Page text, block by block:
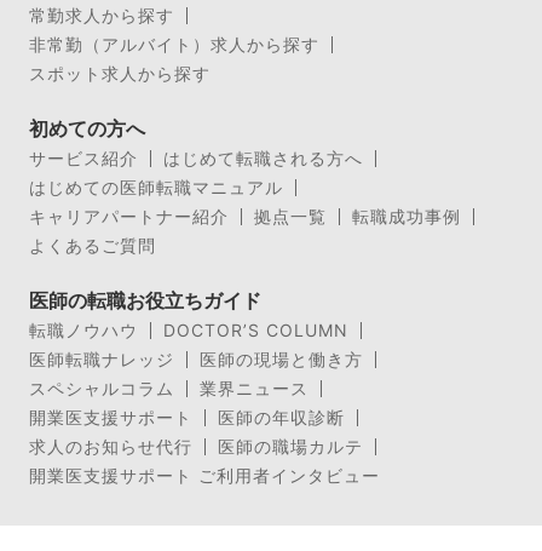
常勤求人から探す
非常勤（アルバイト）求人から探す
スポット求人から探す
初めての方へ
サービス紹介
はじめて転職される方へ
はじめての医師転職マニュアル
キャリアパートナー紹介
拠点一覧
転職成功事例
よくあるご質問
医師の転職お役立ちガイド
転職ノウハウ
DOCTOR’S COLUMN
医師転職ナレッジ
医師の現場と働き方
スペシャルコラム
業界ニュース
開業医支援サポート
医師の年収診断
求人のお知らせ代行
医師の職場カルテ
開業医支援サポート ご利用者インタビュー